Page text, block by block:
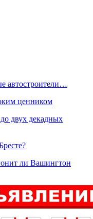
автостроители…
ценником
двух декадных
ли Вашингтон